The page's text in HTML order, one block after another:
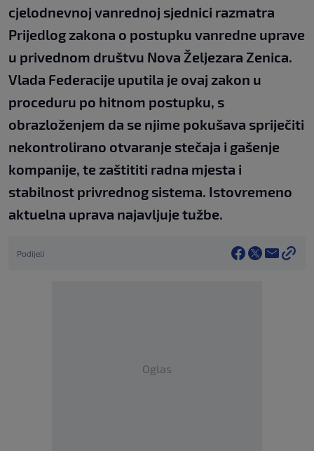
cjelodnevnoj vanrednoj sjednici razmatra
Prijedlog zakona o postupku vanredne uprave
u privednom društvu Nova Željezara Zenica.
Vlada Federacije uputila je ovaj zakon u
proceduru po hitnom postupku, s
obrazloženjem da se njime pokušava spriječiti
nekontrolirano otvaranje stečaja i gašenje
kompanije, te zaštititi radna mjesta i
stabilnost privrednog sistema. Istovremeno
aktuelna uprava najavljuje tužbe.
Podijeli
Oglas